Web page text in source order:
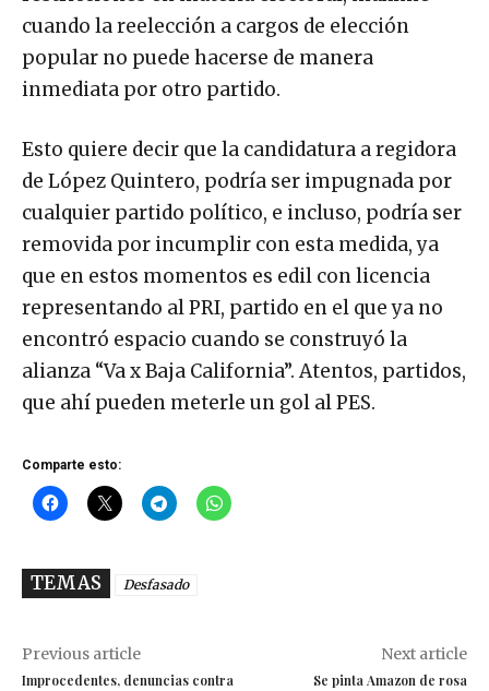
cuando la reelección a cargos de elección
popular no puede hacerse de manera
inmediata por otro partido.
Esto quiere decir que la candidatura a regidora
de López Quintero, podría ser impugnada por
cualquier partido político, e incluso, podría ser
removida por incumplir con esta medida, ya
que en estos momentos es edil con licencia
representando al PRI, partido en el que ya no
encontró espacio cuando se construyó la
alianza “Va x Baja California”. Atentos, partidos,
que ahí pueden meterle un gol al PES.
Comparte esto:
TEMAS Desfasado
Previous article
Improcedentes, denuncias contra
Next article
Se pinta Amazon de rosa